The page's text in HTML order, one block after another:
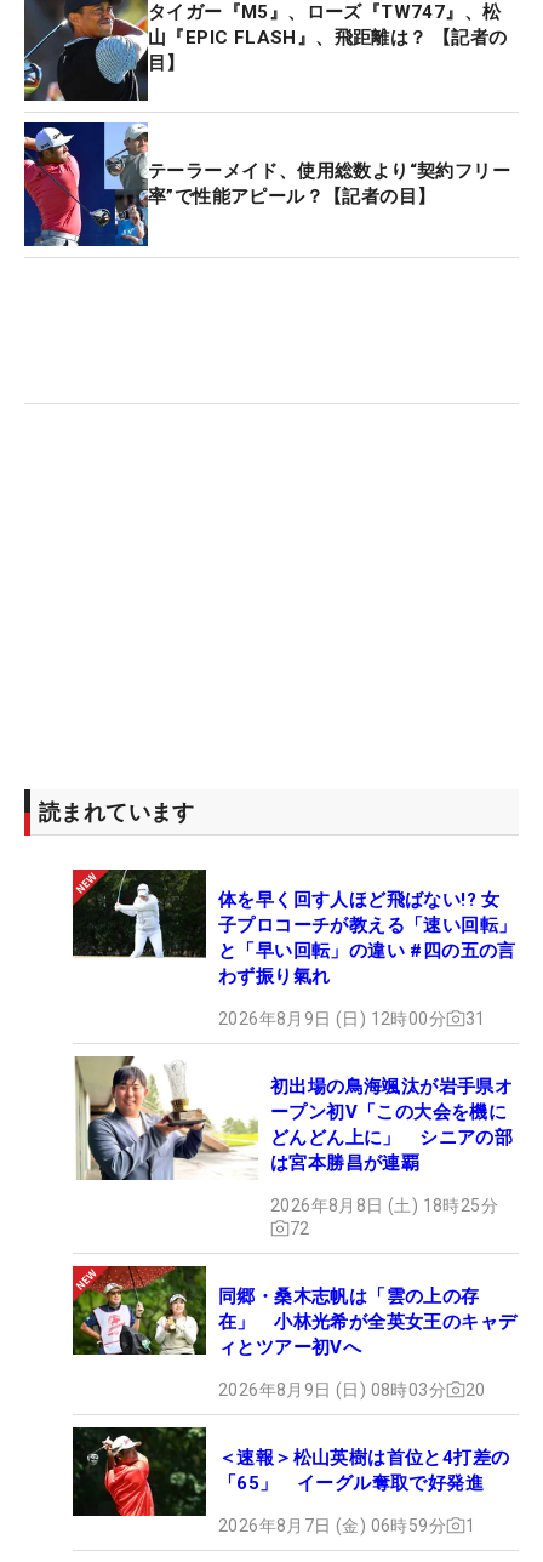
タイガー『M5』、ローズ『TW747』、松
山『EPIC FLASH』、飛距離は？ 【記者の
目】
テーラーメイド、使用総数より“契約フリー
率”で性能アピール？【記者の目】
読まれています
体を早く回す人ほど飛ばない!? 女
子プロコーチが教える「速い回転」
と「早い回転」の違い #四の五の言
わず振り氣れ
2026年8月9日 (日) 12時00分 31
初出場の鳥海颯汰が岩手県オ
ープン初V「この大会を機に
どんどん上に」 シニアの部
は宮本勝昌が連覇
2026年8月8日 (土) 18時25分
72
同郷・桑木志帆は「雲の上の存
在」 小林光希が全英女王のキャデ
ィとツアー初Vへ
2026年8月9日 (日) 08時03分 20
＜速報＞松山英樹は首位と4打差の
「65」 イーグル奪取で好発進
2026年8月7日 (金) 06時59分 1